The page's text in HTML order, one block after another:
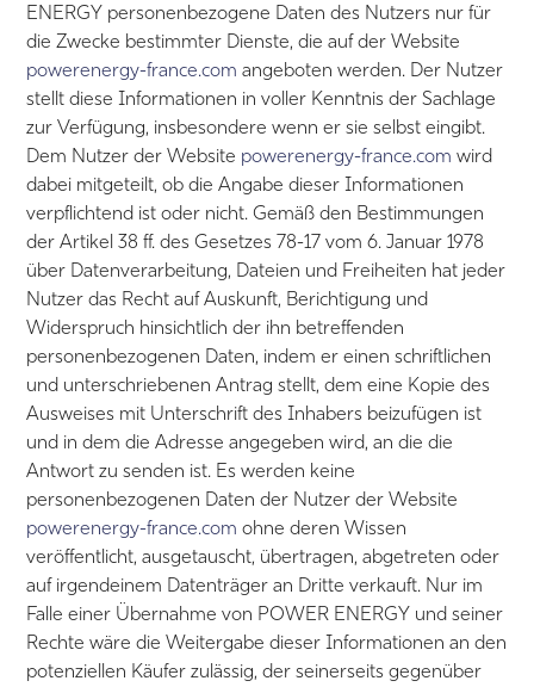
ENERGY personenbezogene Daten des Nutzers nur für
die Zwecke bestimmter Dienste, die auf der Website
powerenergy-france.com angeboten werden. Der Nutzer
stellt diese Informationen in voller Kenntnis der Sachlage
zur Verfügung, insbesondere wenn er sie selbst eingibt.
Dem Nutzer der Website powerenergy-france.com wird
dabei mitgeteilt, ob die Angabe dieser Informationen
verpflichtend ist oder nicht. Gemäß den Bestimmungen
der Artikel 38 ff. des Gesetzes 78-17 vom 6. Januar 1978
über Datenverarbeitung, Dateien und Freiheiten hat jeder
Nutzer das Recht auf Auskunft, Berichtigung und
Widerspruch hinsichtlich der ihn betreffenden
personenbezogenen Daten, indem er einen schriftlichen
und unterschriebenen Antrag stellt, dem eine Kopie des
Ausweises mit Unterschrift des Inhabers beizufügen ist
und in dem die Adresse angegeben wird, an die die
Antwort zu senden ist. Es werden keine
personenbezogenen Daten der Nutzer der Website
powerenergy-france.com ohne deren Wissen
veröffentlicht, ausgetauscht, übertragen, abgetreten oder
auf irgendeinem Datenträger an Dritte verkauft. Nur im
Falle einer Übernahme von POWER ENERGY und seiner
Rechte wäre die Weitergabe dieser Informationen an den
potenziellen Käufer zulässig, der seinerseits gegenüber